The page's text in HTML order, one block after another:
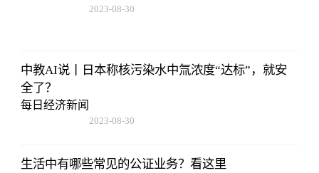
2023-08-30
中教AI说丨日本称核污染水中氚浓度“达标”，就安
全了？
每日经济新闻
2023-08-30
生活中有哪些常见的公证业务？看这里